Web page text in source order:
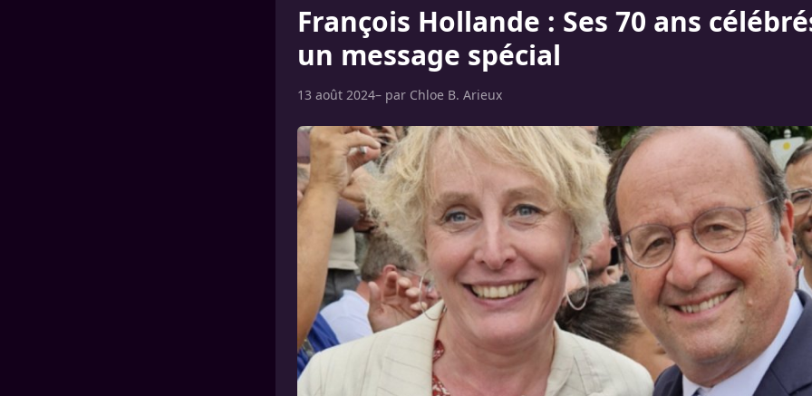
François Hollande : Ses 70 ans
un message spécial
13 août 2024– par Chloe B. Arieux